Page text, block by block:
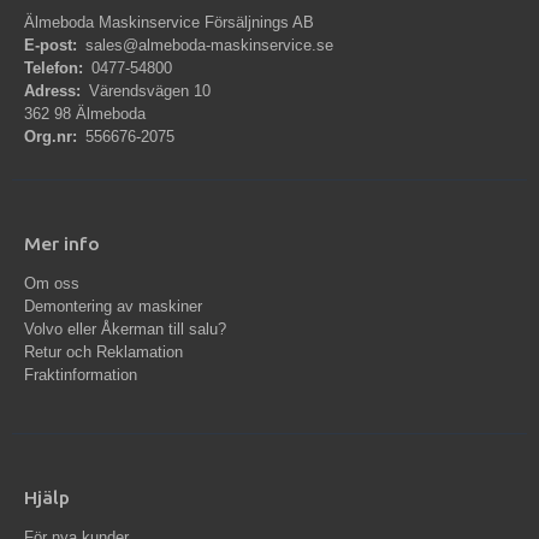
Älmeboda Maskinservice Försäljnings AB
E-post: sales@almeboda-maskinservice.se
Telefon: 0477-54800
Adress: Värendsvägen 10
362 98 Älmeboda
Org.nr: 556676-2075
Mer info
Om oss
Demontering av maskiner
Volvo eller Åkerman till salu?
Retur och Reklamation
Fraktinformation
Hjälp